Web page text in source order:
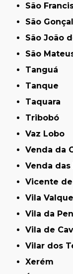
São
São
São João
São
Tanguá
Tanque
Taquara
Tribobó
Vaz Lobo
Venda da
Venda
Vicente
Vila
Vila da
Vila de
Vilar dos
Xerém